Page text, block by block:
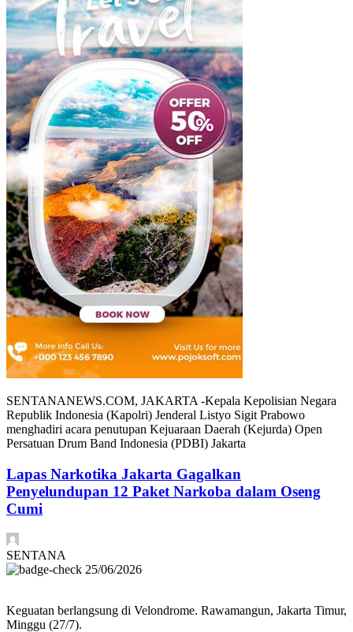
SENTANANEWS.COM, JAKARTA -Kepala Kepolisian Negara
Republik Indonesia (Kapolri) Jenderal Listyo Sigit Prabowo
menghadiri acara penutupan Kejuaraan Daerah (Kejurda) Open
Persatuan Drum Band Indonesia (PDBI) Jakarta
Lapas Narkotika Jakarta Gagalkan
Penyelundupan 12 Paket Narkoba dalam Oseng
Cumi
SENTANA
25/06/2026
Keguatan berlangsung di Velondrome. Rawamangun, Jakarta Timur,
Minggu (27/7).